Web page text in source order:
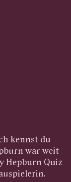
kennst du
war weit
Hepburn Quiz